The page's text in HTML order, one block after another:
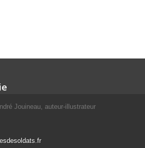
Jouineau, auteur-illustrateur